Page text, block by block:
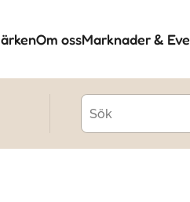
Om ossMarknader &